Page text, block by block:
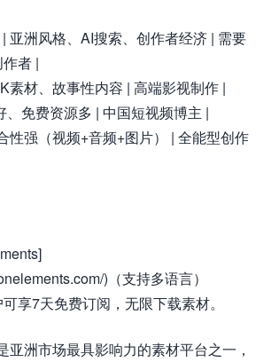
亚洲风格、AI搜索、创作者经济 | 需要
者 |
素材、故事性内容 | 高端影视制作 |
、免费资源多 | 中国短视频博主 |
性强（视频+音频+图片） | 全能型创作
)（支持多语言）
享7天免费订阅，无限下载素材。
亚洲市场最具影响力的素材平台之一，